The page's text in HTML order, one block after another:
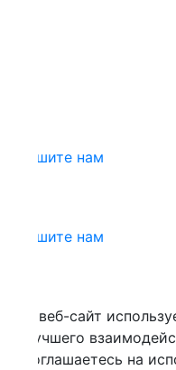
нам
нам
сайт использует
на